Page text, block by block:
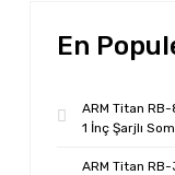
En
ARM Titan
1 İnç Şarjlı
ARM Titan